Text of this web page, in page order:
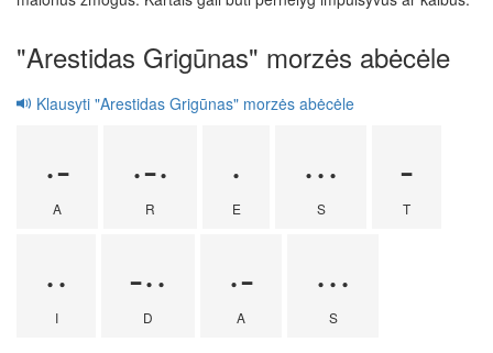
"Arestidas Grigūnas" morzės abėcėle
Klausyti "Arestidas Grigūnas" morzės abėcėle
·-
A
·-·
R
·
E
···
S
-
T
··
I
-··
D
·-
A
···
S